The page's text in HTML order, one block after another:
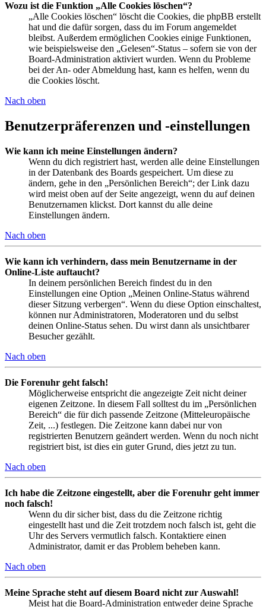
Wozu ist die Funktion „Alle Cookies löschen“?
„Alle Cookies löschen“ löscht die Cookies, die phpBB erstellt
hat und die dafür sorgen, dass du im Forum angemeldet
bleibst. Außerdem ermöglichen Cookies einige Funktionen,
wie beispielsweise den „Gelesen“-Status – sofern sie von der
Board-Administration aktiviert wurden. Wenn du Probleme
bei der An- oder Abmeldung hast, kann es helfen, wenn du
die Cookies löscht.
Nach oben
Benutzerpräferenzen und -einstellungen
Wie kann ich meine Einstellungen ändern?
Wenn du dich registriert hast, werden alle deine Einstellungen
in der Datenbank des Boards gespeichert. Um diese zu
ändern, gehe in den „Persönlichen Bereich“; der Link dazu
wird meist oben auf der Seite angezeigt, wenn du auf deinen
Benutzernamen klickst. Dort kannst du alle deine
Einstellungen ändern.
Nach oben
Wie kann ich verhindern, dass mein Benutzername in der
Online-Liste auftaucht?
In deinem persönlichen Bereich findest du in den
Einstellungen eine Option „Meinen Online-Status während
dieser Sitzung verbergen“. Wenn du diese Option einschaltest,
können nur Administratoren, Moderatoren und du selbst
deinen Online-Status sehen. Du wirst dann als unsichtbarer
Besucher gezählt.
Nach oben
Die Forenuhr geht falsch!
Möglicherweise entspricht die angezeigte Zeit nicht deiner
eigenen Zeitzone. In diesem Fall solltest du im „Persönlichen
Bereich“ die für dich passende Zeitzone (Mitteleuropäische
Zeit, ...) festlegen. Die Zeitzone kann dabei nur von
registrierten Benutzern geändert werden. Wenn du noch nicht
registriert bist, ist dies ein guter Grund, dies jetzt zu tun.
Nach oben
Ich habe die Zeitzone eingestellt, aber die Forenuhr geht immer
noch falsch!
Wenn du dir sicher bist, dass du die Zeitzone richtig
eingestellt hast und die Zeit trotzdem noch falsch ist, geht die
Uhr des Servers vermutlich falsch. Kontaktiere einen
Administrator, damit er das Problem beheben kann.
Nach oben
Meine Sprache steht auf diesem Board nicht zur Auswahl!
Meist hat die Board-Administration entweder deine Sprache